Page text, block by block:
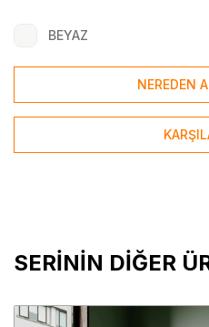
BEYAZ
NEREDEN
SERİNİN DİĞER